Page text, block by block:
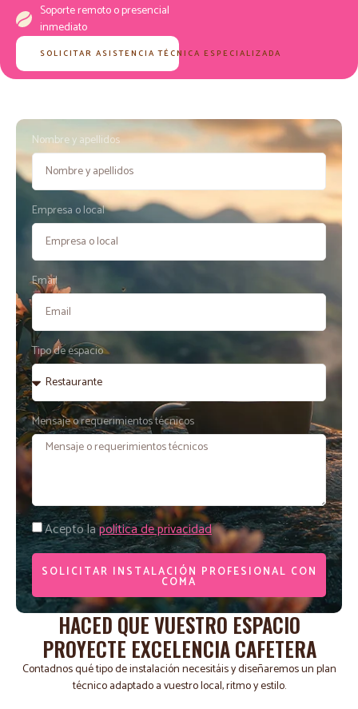
Soporte remoto o presencial
inmediato
SOLICITAR ASISTENCIA TÉCNICA ESPECIALIZADA
Nombre y apellidos
Empresa o local
Email
Tipo de espacio
Mensaje o requerimientos técnicos
Acepto lapolítica de privacidad
SOLICITAR INSTALACIÓN PROFESIONAL CON
COMA
Alternative:
HACED QUE VUESTRO ESPACIO
PROYECTE EXCELENCIA CAFETERA
Contadnos qué tipo de instalación necesitáis y diseñaremos un plan
técnico adaptado a vuestro local, ritmo y estilo.